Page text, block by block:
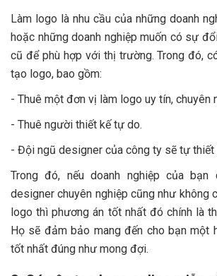
Làm logo là nhu cầu của những doanh
hoặc những doanh nghiệp muốn có sự
cũ để phù hợp với thị trường. Trong đó,
tạo logo, bao gồm:
- Thuê một đơn vị làm logo uy tín, chuyên
- Thuê người thiết kế tự do.
- Đội ngũ designer của công ty sẽ tự thiết
Trong đó, nếu doanh nghiệp của
designer chuyên nghiệp cũng như không
logo thì phương án tốt nhất đó chính là
Họ sẽ đảm bảo mang đến cho bạn một
tốt nhất đúng như mong đợi.